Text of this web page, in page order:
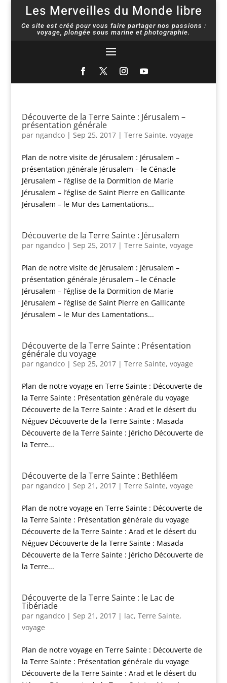
Les Merveilles du Monde libre
Ce site est créé pour vous faire partager nos passions :
voyage, plongée sous marine et photographie.
Découverte de la Terre Sainte : Jérusalem –
présentation générale
par ngandco| Sep 25, 2017| Terre Sainte, voyage
Plan de notre visite de Jérusalem : Jérusalem –
présentation générale Jérusalem – le Cénacle
Jérusalem – l’église de la Dormition de Marie
Jérusalem – l’église de Saint Pierre en Gallicante
Jérusalem – le Mur des Lamentations...
Découverte de la Terre Sainte : Jérusalem
par ngandco| Sep 25, 2017| Terre Sainte, voyage
Plan de notre visite de Jérusalem : Jérusalem –
présentation générale Jérusalem – le Cénacle
Jérusalem – l’église de la Dormition de Marie
Jérusalem – l’église de Saint Pierre en Gallicante
Jérusalem – le Mur des Lamentations...
Découverte de la Terre Sainte : Présentation
générale du voyage
par ngandco| Sep 25, 2017| Terre Sainte, voyage
Plan de notre voyage en Terre Sainte : Découverte de
la Terre Sainte : Présentation générale du voyage
Découverte de la Terre Sainte : Arad et le désert du
Néguev Découverte de la Terre Sainte : Masada
Découverte de la Terre Sainte : Jéricho Découverte de
la Terre...
Découverte de la Terre Sainte : Bethléem
par ngandco| Sep 21, 2017| Terre Sainte, voyage
Plan de notre voyage en Terre Sainte : Découverte de
la Terre Sainte : Présentation générale du voyage
Découverte de la Terre Sainte : Arad et le désert du
Néguev Découverte de la Terre Sainte : Masada
Découverte de la Terre Sainte : Jéricho Découverte de
la Terre...
Découverte de la Terre Sainte : le Lac de
Tibériade
par ngandco| Sep 21, 2017| lac, Terre Sainte,
voyage
Plan de notre voyage en Terre Sainte : Découverte de
la Terre Sainte : Présentation générale du voyage
Découverte de la Terre Sainte : Arad et le désert du